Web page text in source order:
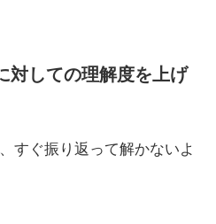
対しての理解度を上げ
すぐ振り返って解かないよ